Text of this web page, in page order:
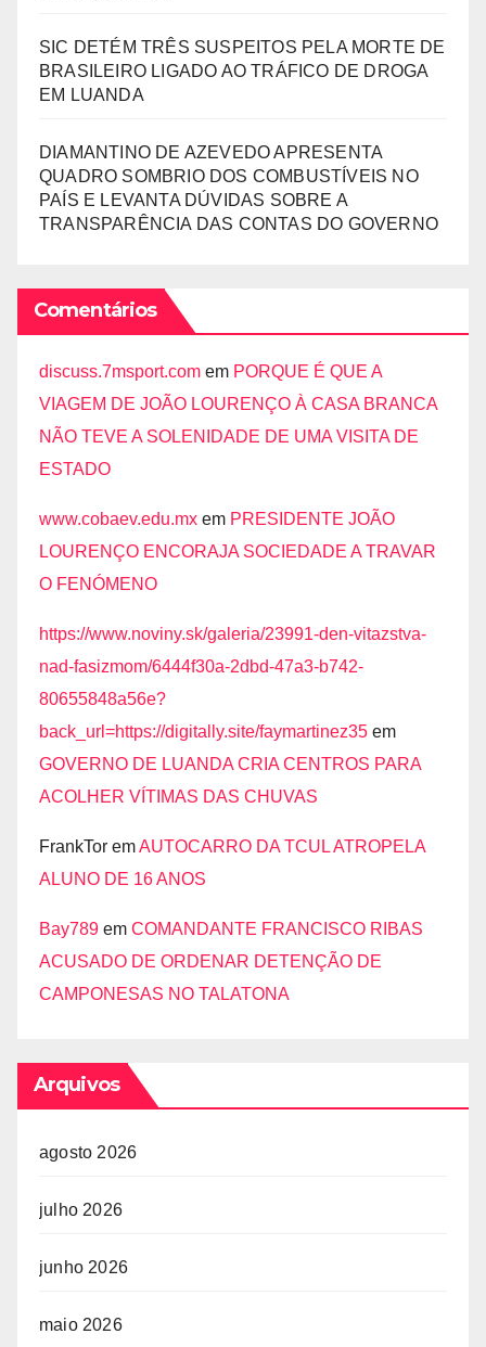
SIC DETÉM TRÊS SUSPEITOS PELA MORTE DE
BRASILEIRO LIGADO AO TRÁFICO DE DROGA
EM LUANDA
DIAMANTINO DE AZEVEDO APRESENTA
QUADRO SOMBRIO DOS COMBUSTÍVEIS NO
PAÍS E LEVANTA DÚVIDAS SOBRE A
TRANSPARÊNCIA DAS CONTAS DO GOVERNO
Comentários
discuss.7msport.com em PORQUE É QUE A
VIAGEM DE JOÃO LOURENÇO À CASA BRANCA
NÃO TEVE A SOLENIDADE DE UMA VISITA DE
ESTADO
www.cobaev.edu.mx em PRESIDENTE JOÃO
LOURENÇO ENCORAJA SOCIEDADE A TRAVAR
O FENÓMENO
https://www.noviny.sk/galeria/23991-den-vitazstva-
nad-fasizmom/6444f30a-2dbd-47a3-b742-
80655848a56e?
back_url=https://digitally.site/faymartinez35 em
GOVERNO DE LUANDA CRIA CENTROS PARA
ACOLHER VÍTIMAS DAS CHUVAS
FrankTor emAUTOCARRO DA TCUL ATROPELA
ALUNO DE 16 ANOS
Bay789 em COMANDANTE FRANCISCO RIBAS
ACUSADO DE ORDENAR DETENÇÃO DE
CAMPONESAS NO TALATONA
Arquivos
agosto 2026
julho 2026
junho 2026
maio 2026